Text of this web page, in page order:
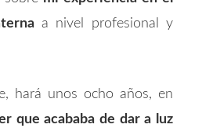
a nivel profesional y
hará unos ocho años, en
que acababa de dar a luz